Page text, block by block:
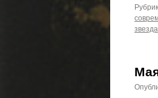
звезда